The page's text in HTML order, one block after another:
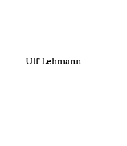
Ulf Lehmann